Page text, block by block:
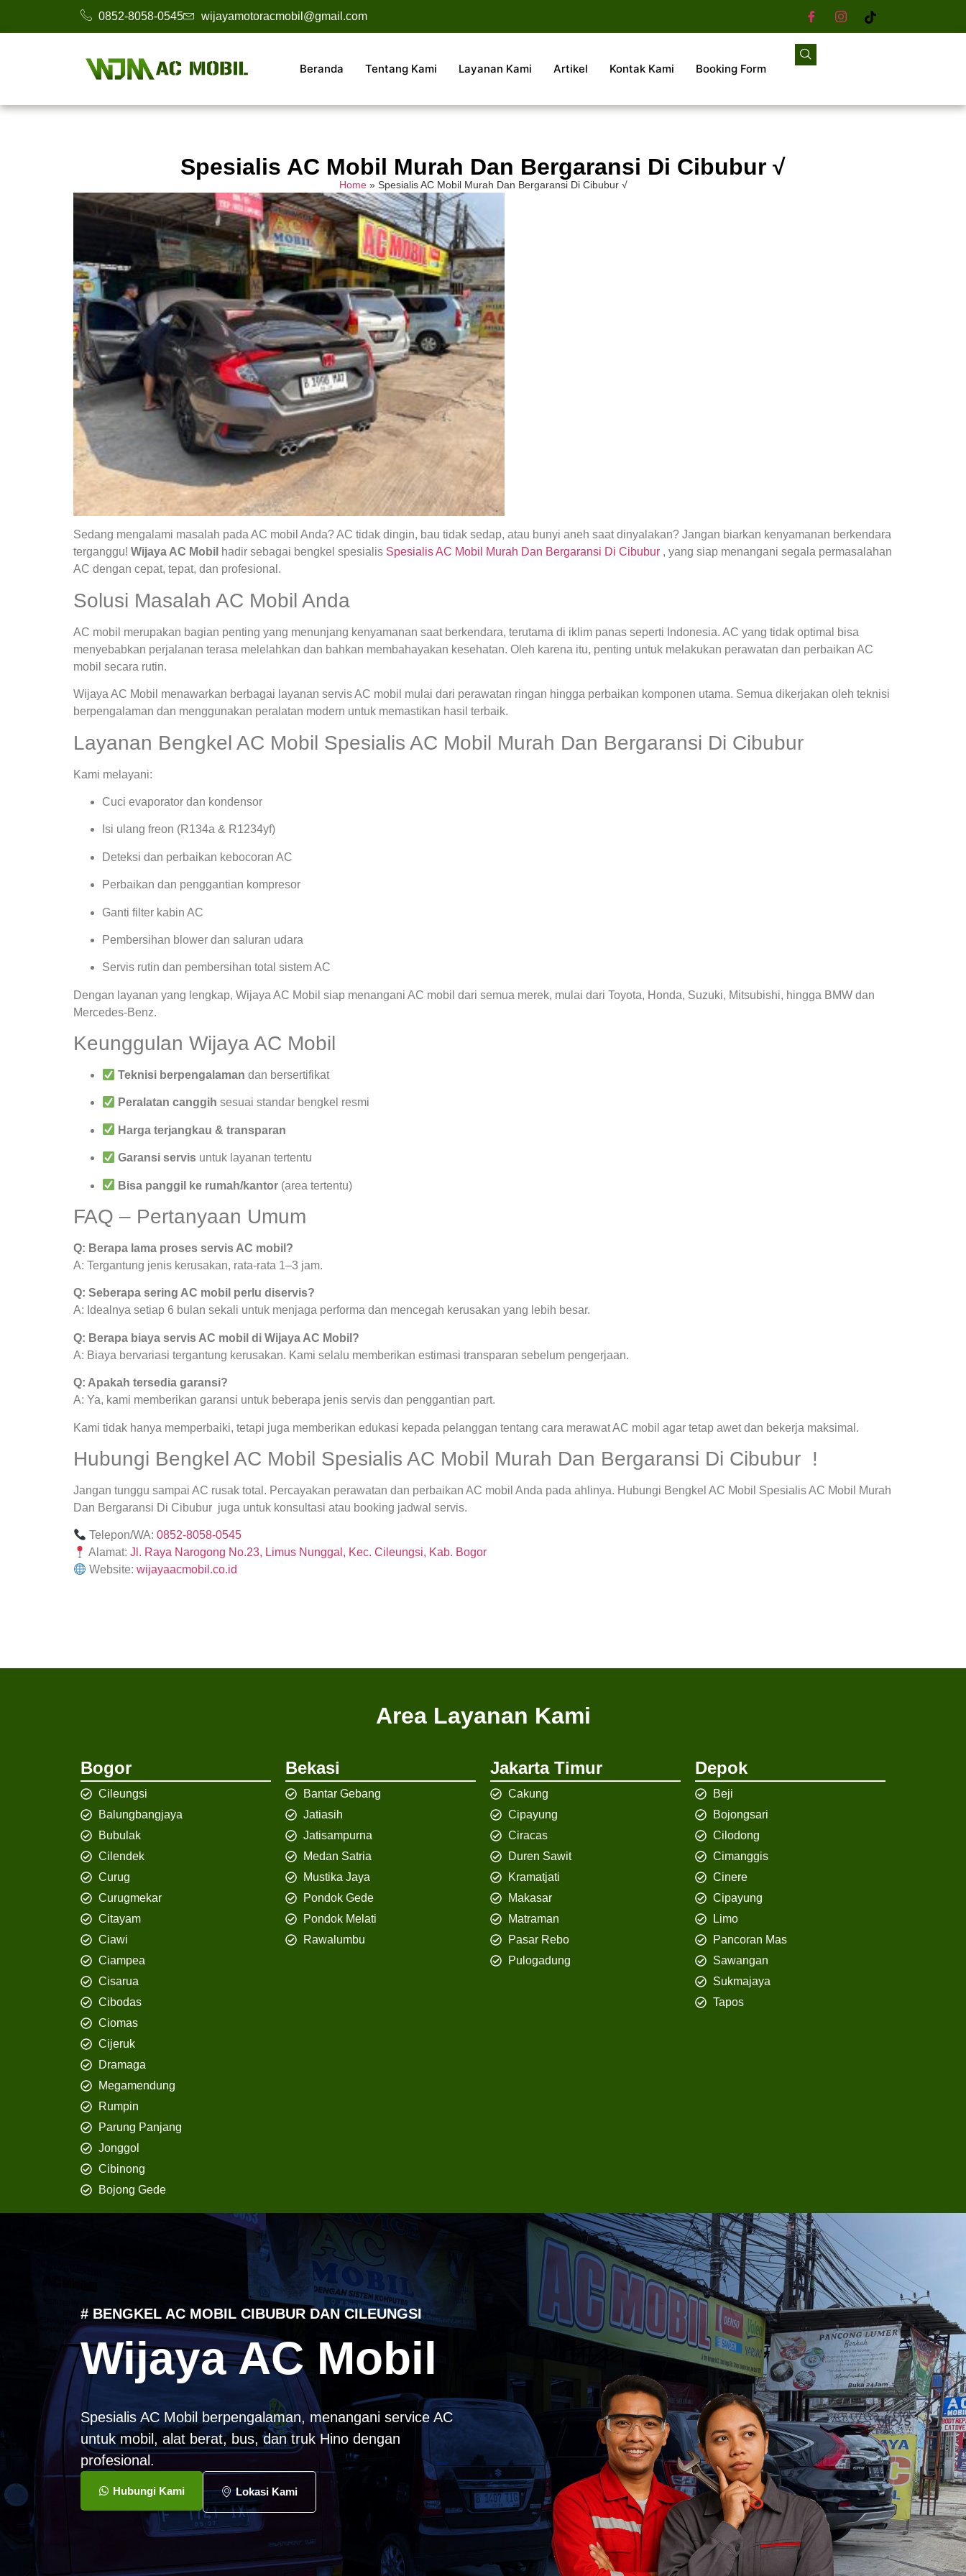
0852-8058-0545 wijayamotoracmobil@gmail.com
Beranda Tentang Kami Layanan Kami Artikel Kontak Kami Booking Form
Spesialis AC Mobil Murah Dan Bergaransi Di Cibubur √
Home» Spesialis AC Mobil Murah Dan Bergaransi Di Cibubur √
Sedang mengalami masalah pada AC mobil Anda? AC tidak dingin, bau tidak sedap, atau bunyi aneh saat dinyalakan? Jangan biarkan kenyamanan berkendara
terganggu! Wijaya AC Mobil hadir sebagai bengkel spesialis Spesialis AC Mobil Murah Dan Bergaransi Di Cibubur , yang siap menangani segala permasalahan
AC dengan cepat, tepat, dan profesional.
Solusi Masalah AC Mobil Anda
AC mobil merupakan bagian penting yang menunjang kenyamanan saat berkendara, terutama di iklim panas seperti Indonesia. AC yang tidak optimal bisa
menyebabkan perjalanan terasa melelahkan dan bahkan membahayakan kesehatan. Oleh karena itu, penting untuk melakukan perawatan dan perbaikan AC
mobil secara rutin.
Wijaya AC Mobil menawarkan berbagai layanan servis AC mobil mulai dari perawatan ringan hingga perbaikan komponen utama. Semua dikerjakan oleh teknisi
berpengalaman dan menggunakan peralatan modern untuk memastikan hasil terbaik.
Layanan Bengkel AC Mobil Spesialis AC Mobil Murah Dan Bergaransi Di Cibubur
Kami melayani:
Cuci evaporator dan kondensor
Isi ulang freon (R134a & R1234yf)
Deteksi dan perbaikan kebocoran AC
Perbaikan dan penggantian kompresor
Ganti filter kabin AC
Pembersihan blower dan saluran udara
Servis rutin dan pembersihan total sistem AC
Dengan layanan yang lengkap, Wijaya AC Mobil siap menangani AC mobil dari semua merek, mulai dari Toyota, Honda, Suzuki, Mitsubishi, hingga BMW dan
Mercedes-Benz.
Keunggulan Wijaya AC Mobil
Teknisi berpengalaman dan bersertifikat
Peralatan canggih sesuai standar bengkel resmi
Harga terjangkau & transparan
Garansi servis untuk layanan tertentu
Bisa panggil ke rumah/kantor (area tertentu)
FAQ – Pertanyaan Umum
Q: Berapa lama proses servis AC mobil?
A: Tergantung jenis kerusakan, rata-rata 1–3 jam.
Q: Seberapa sering AC mobil perlu diservis?
A: Idealnya setiap 6 bulan sekali untuk menjaga performa dan mencegah kerusakan yang lebih besar.
Q: Berapa biaya servis AC mobil di Wijaya AC Mobil?
A: Biaya bervariasi tergantung kerusakan. Kami selalu memberikan estimasi transparan sebelum pengerjaan.
Q: Apakah tersedia garansi?
A: Ya, kami memberikan garansi untuk beberapa jenis servis dan penggantian part.
Kami tidak hanya memperbaiki, tetapi juga memberikan edukasi kepada pelanggan tentang cara merawat AC mobil agar tetap awet dan bekerja maksimal.
Hubungi Bengkel AC Mobil Spesialis AC Mobil Murah Dan Bergaransi Di Cibubur !
Jangan tunggu sampai AC rusak total. Percayakan perawatan dan perbaikan AC mobil Anda pada ahlinya. Hubungi Bengkel AC Mobil Spesialis AC Mobil Murah
Dan Bergaransi Di Cibubur juga untuk konsultasi atau booking jadwal servis.
Telepon/WA:0852-8058-0545
Alamat:Jl. Raya Narogong No.23, Limus Nunggal, Kec. Cileungsi, Kab. Bogor
Website:wijayaacmobil.co.id
Area Layanan Kami
Bogor
Cileungsi
Balungbangjaya
Bubulak
Cilendek
Curug
Curugmekar
Citayam
Ciawi
Ciampea
Cisarua
Cibodas
Ciomas
Cijeruk
Dramaga
Megamendung
Rumpin
Parung Panjang
Jonggol
Cibinong
Bojong Gede
Bekasi
Bantar Gebang
Jatiasih
Jatisampurna
Medan Satria
Mustika Jaya
Pondok Gede
Pondok Melati
Rawalumbu
Jakarta Timur
Cakung
Cipayung
Ciracas
Duren Sawit
Kramatjati
Makasar
Matraman
Pasar Rebo
Pulogadung
Depok
Beji
Bojongsari
Cilodong
Cimanggis
Cinere
Cipayung
Limo
Pancoran Mas
Sawangan
Sukmajaya
Tapos
# BENGKEL AC MOBIL CIBUBUR DAN CILEUNGSI
Wijaya AC Mobil
Spesialis AC Mobil berpengalaman, menangani service AC
untuk mobil, alat berat, bus, dan truk Hino dengan
profesional.
Hubungi Kami Lokasi Kami